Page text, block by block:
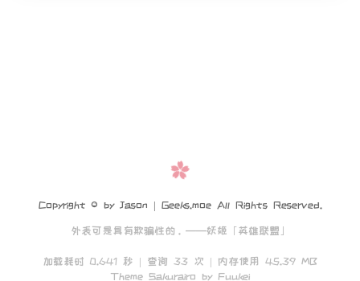
Copyright © by Jason | Geeks.moe All Rights Reserved.
外表可是具有欺骗性的。——妖姬「英雄联盟」
加载耗时 0.641 秒 | 查询 33 次 | 内存使用 45.39 MB
Theme Sakurairo by Fuukei